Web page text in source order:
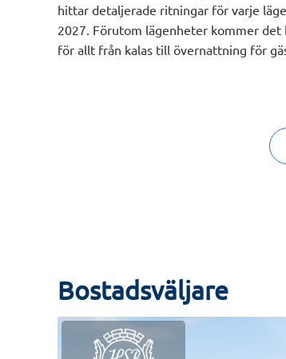
hittar detaljerade ritningar för varje
2027. Förutom lägenheter kommer det
för allt från kalas till övernattning för
till Djurgårdsgatans omvandling till en
verksamhetslokaler och grönytor för
entréer, lokaler med möjlighet till
klassicistiska arkitektur och mjuka
med bearbetade sockelvåningar ska
bidra till känslan av en
lägenhet, så finns stort utrymme för
Bostadsväljare